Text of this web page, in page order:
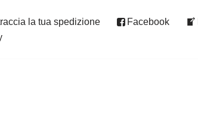
la tua spedizione Facebook